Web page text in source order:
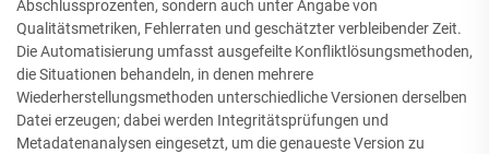
Abschlussprozenten, sondern auch unter Angabe von
Qualitätsmetriken, Fehlerraten und geschätzter verbleibender Zeit.
Die Automatisierung umfasst ausgefeilte Konfliktlösungsmethoden,
die Situationen behandeln, in denen mehrere
Wiederherstellungsmethoden unterschiedliche Versionen derselben
Datei erzeugen; dabei werden Integritätsprüfungen und
Metadatenanalysen eingesetzt, um die genaueste Version zu